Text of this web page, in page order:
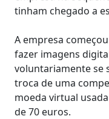
tinham chegado a
A empresa
fazer imagens
voluntariamente se
troca de uma
moeda virtual
de 70 euros.